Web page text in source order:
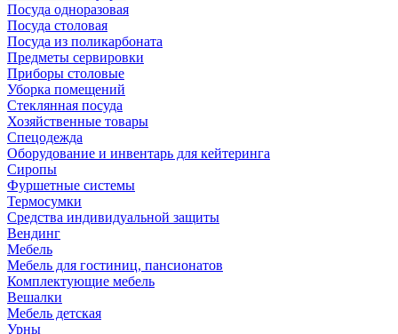
Посуда одноразовая
Посуда столовая
Посуда из поликарбоната
Предметы сервировки
Приборы столовые
Уборка помещений
Стеклянная посуда
Хозяйственные товары
Спецодежда
Оборудование и инвентарь для кейтеринга
Сиропы
Фуршетные системы
Термосумки
Средства индивидуальной защиты
Вендинг
Мебель
Мебель для гостиниц, пансионатов
Комплектующие мебель
Вешалки
Мебель детская
Урны